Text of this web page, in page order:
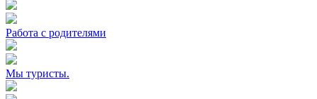
Работа с родителями
Мы туристы.